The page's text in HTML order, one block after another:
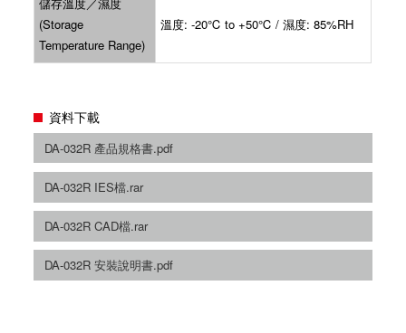
(Storage
Temperature Range)
溫度: -20℃ to +50℃ / 濕度: 85%RH
資料下載
DA-032R 產品規格書.pdf
DA-032R IES檔.rar
DA-032R CAD檔.rar
DA-032R 安裝說明書.pdf